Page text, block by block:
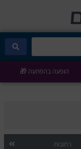
הופעה בהפתעה 🎁
רחובות